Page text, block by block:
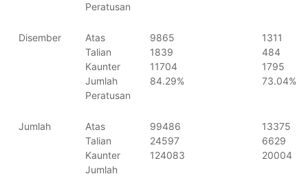
Peratusan
Disember
Atas
Talian
Kaunter
Jumlah
Peratusan
9865
1839
11704
84.29%
1311
484
1795
73.04%
Jumlah
Atas
Talian
Kaunter
Jumlah
99486
24597
124083
13375
6629
20004